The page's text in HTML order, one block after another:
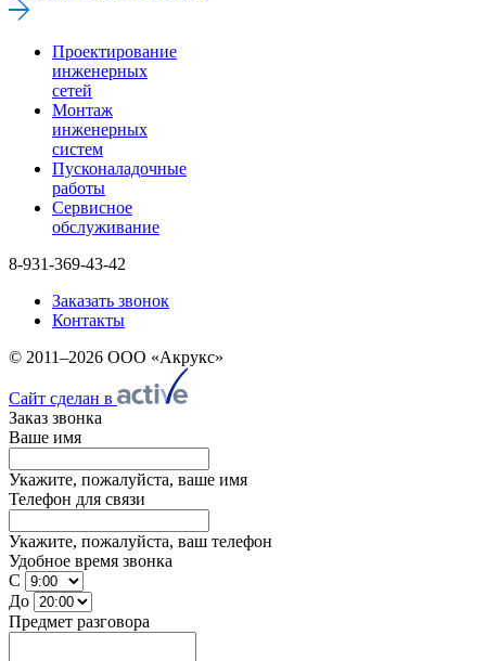
Проектирование
инженерных
сетей
Монтаж
инженерных
систем
Пусконаладочные
работы
Сервисное
обслуживание
8-931-369-43-42
Заказать звонок
Контакты
© 2011–2026 ООО «Акрукс»
Сайт сделан в
Заказ звонка
Ваше имя
Укажите, пожалуйста, ваше имя
Телефон для связи
Укажите, пожалуйста, ваш телефон
Удобное время звонка
С
До
Предмет разговора